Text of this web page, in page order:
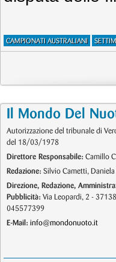
CAMPIONATI AUSTRALIANI
Il Mondo Del
Autorizzazione del tribunale di
del 18/03/1978
Direttore Responsabile: Camillo
Redazione: Silvio Cametti,
Direzione, Redazione,
Pubblicità: Via Leopardi, 2 -
045577399
E-Mail: info@mondonuoto.it